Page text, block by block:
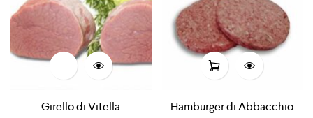
Girello di Vitella
Hamburger di Abbacchio